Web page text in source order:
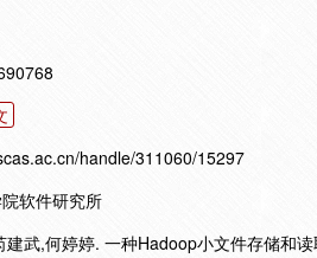
handle/311060/15297
软件研究所
建武,何婷婷. 一种Hadoop小文件存储和